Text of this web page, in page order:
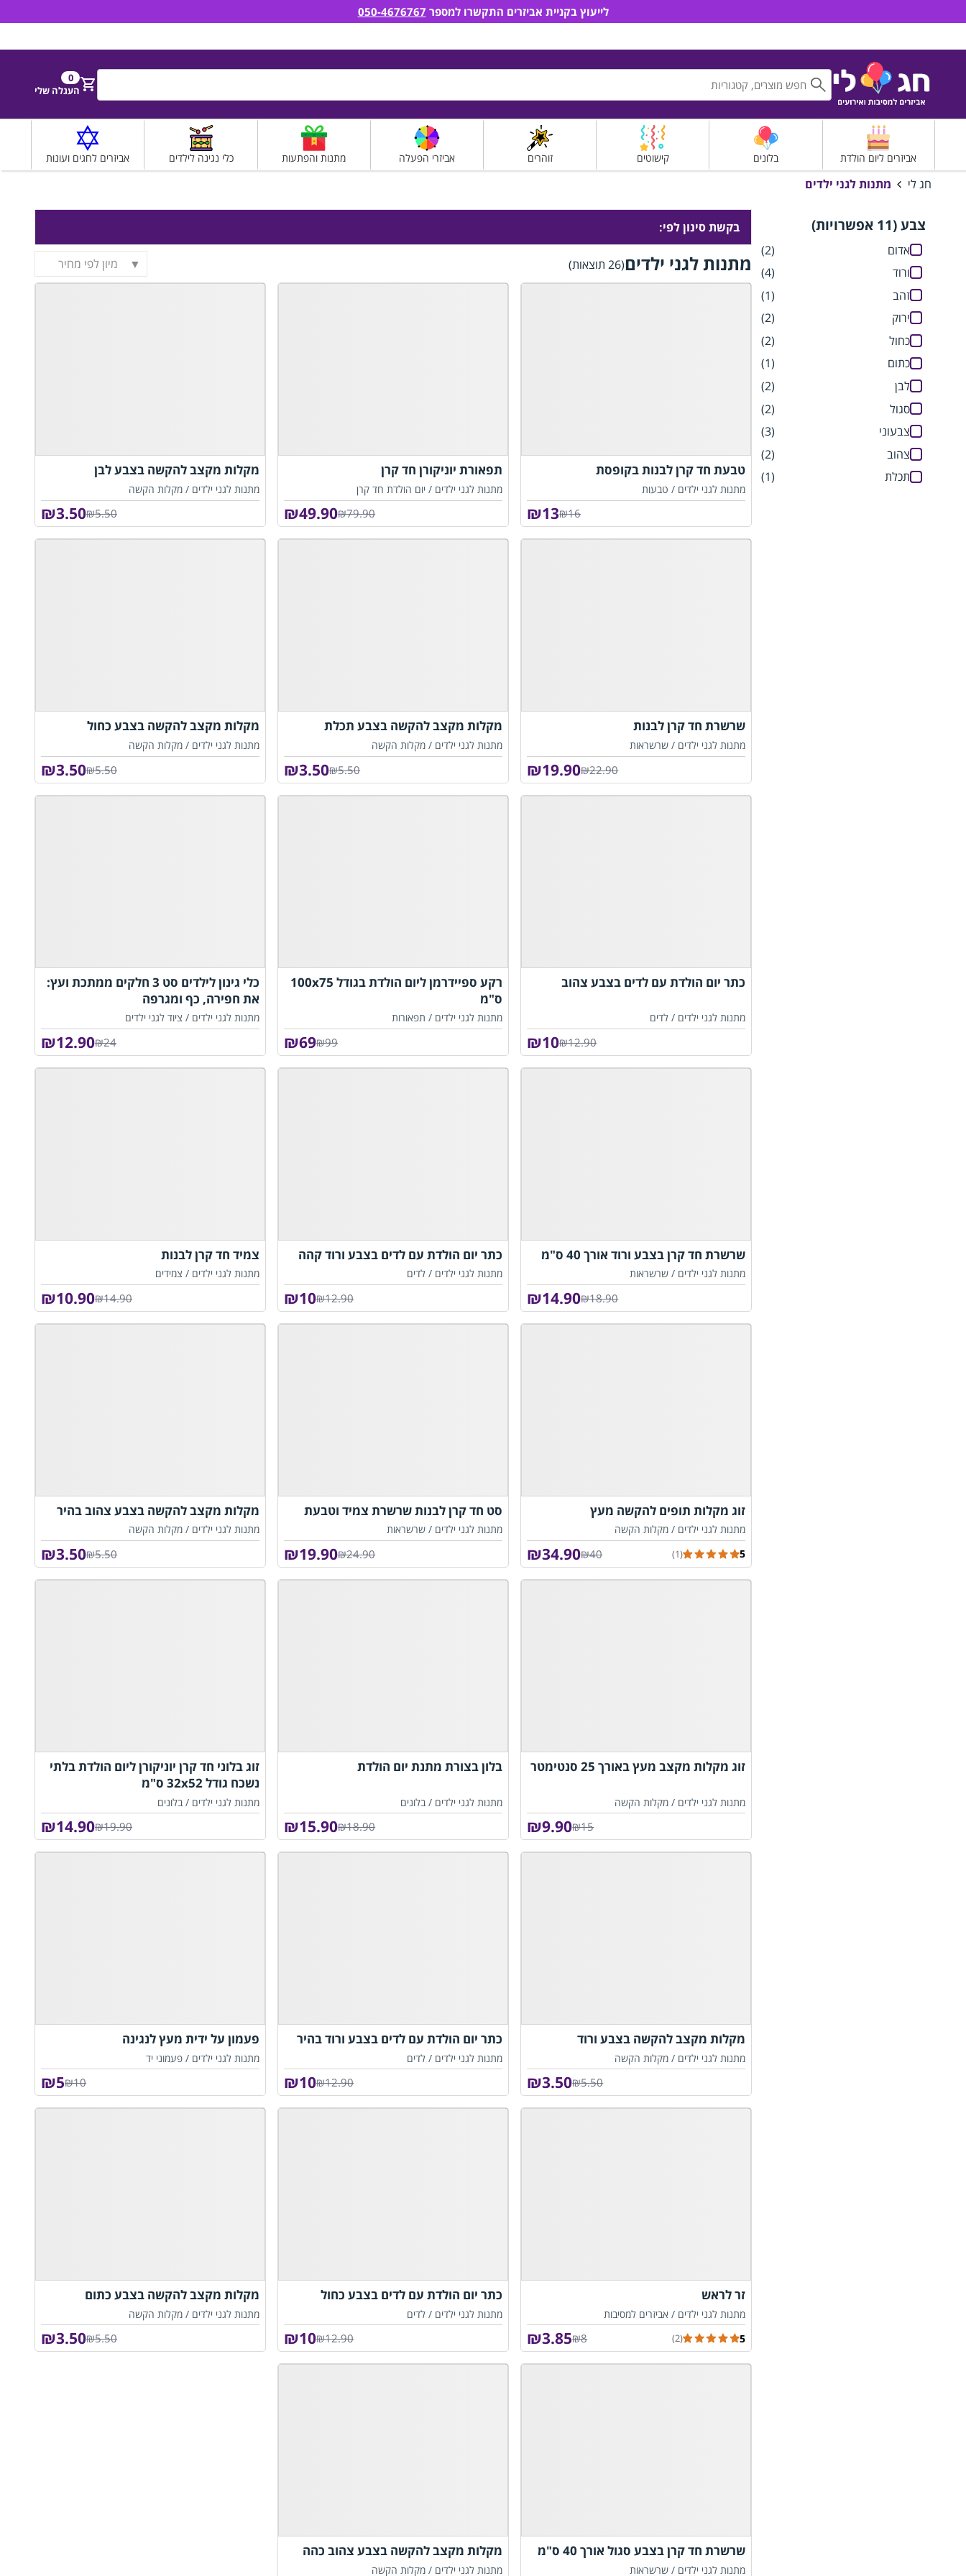
חפש0
העגלה שלי
אביזרים ליום הולדת בלונים קישוטים זוהרים אביזרי הפעלה מתנות והפתעות כלי נגינה לילדים אביזרים לחגים ועונות
חג לי מתנות לגני ילדים
צבע (11 אפשרויות)
אדום
(2)
ורוד
(4)
זהב
(1)
ירוק
(2)
כחול
(2)
כתום
(1)
לבן
(2)
סגול
(2)
צבעוני
(3)
צהוב
(2)
תכלת
(1)
בקשת סינון לפי:
מתנות לגני ילדים(26 תוצאות) מיון לפי מחיר
טבעת חד קרן לבנות בקופסת
מתנות לגני ילדים / טבעות
₪16
13
₪
תפאורת יוניקורן חד קרן
מתנות לגני ילדים / יום הולדת חד קרן
₪79.90
49.90
₪
מקלות מקצב להקשה בצבע לבן
מתנות לגני ילדים / מקלות הקשה
₪5.50
3.50
₪
שרשרת חד קרן לבנות
מתנות לגני ילדים / שרשראות
₪22.90
19.90
₪
מקלות מקצב להקשה בצבע תכלת
מתנות לגני ילדים / מקלות הקשה
₪5.50
3.50
₪
מקלות מקצב להקשה בצבע כחול
מתנות לגני ילדים / מקלות הקשה
₪5.50
3.50
₪
כתר יום הולדת עם לדים בצבע צהוב
מתנות לגני ילדים / לדים
₪12.90
10
₪
רקע ספיידרמן ליום הולדת בגודל 100x75
ס"מ
מתנות לגני ילדים / תפאורות
₪99
69
₪
כלי גינון לילדים סט 3 חלקים ממתכת ועץ:
את חפירה, כף ומגרפה
מתנות לגני ילדים / ציוד לגני ילדים
₪24
12.90
₪
שרשרת חד קרן בצבע ורוד אורך 40 ס"מ
מתנות לגני ילדים / שרשראות
₪18.90
14.90
₪
כתר יום הולדת עם לדים בצבע ורוד קהה
מתנות לגני ילדים / לדים
₪12.90
10
₪
צמיד חד קרן לבנות
מתנות לגני ילדים / צמידים
₪14.90
10.90
₪
זוג מקלות תופים להקשה מעץ
מתנות לגני ילדים / מקלות הקשה
5
(1)
₪40
34.90
₪
סט חד קרן לבנות שרשרת צמיד וטבעת
מתנות לגני ילדים / שרשראות
₪24.90
19.90
₪
מקלות מקצב להקשה בצבע צהוב בהיר
מתנות לגני ילדים / מקלות הקשה
₪5.50
3.50
₪
זוג מקלות מקצב מעץ באורך 25 סנטימטר
מתנות לגני ילדים / מקלות הקשה
₪15
9.90
₪
בלון בצורת מתנת יום הולדת
מתנות לגני ילדים / בלונים
₪18.90
15.90
₪
זוג בלוני חד קרן יוניקורן ליום הולדת בלתי
נשכח גודל 32x52 ס"מ
מתנות לגני ילדים / בלונים
₪19.90
14.90
₪
מקלות מקצב להקשה בצבע ורוד
מתנות לגני ילדים / מקלות הקשה
₪5.50
3.50
₪
כתר יום הולדת עם לדים בצבע ורוד בהיר
מתנות לגני ילדים / לדים
₪12.90
10
₪
פעמון על ידית מעץ לנגינה
מתנות לגני ילדים / פעמוני יד
₪10
5
₪
זר לראש
מתנות לגני ילדים / אביזרים למסיבות
5
(2)
₪8
3.85
₪
כתר יום הולדת עם לדים בצבע כחול
מתנות לגני ילדים / לדים
₪12.90
10
₪
מקלות מקצב להקשה בצבע כתום
מתנות לגני ילדים / מקלות הקשה
₪5.50
3.50
₪
שרשרת חד קרן בצבע סגול אורך 40 ס"מ
מתנות לגני ילדים / שרשראות
מקלות מקצב להקשה בצבע צהוב כהה
מתנות לגני ילדים / מקלות הקשה
לייעוץ בקניית אביזרים התקשרו למספר 050-4676767